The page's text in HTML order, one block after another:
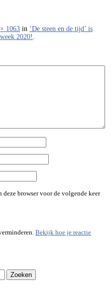
1063 in ‘De steen en de tijd’ is
2020!
browser voor de volgende keer
Bekijk hoe je reactie